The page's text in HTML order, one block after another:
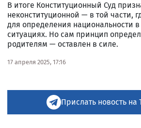
В итоге Конституционный Суд
неконституционной — в той части,
для определения национальности
ситуациях. Но сам принцип
родителям — оставлен в силе.
17 апреля 2025, 17:16
Прислать новость на